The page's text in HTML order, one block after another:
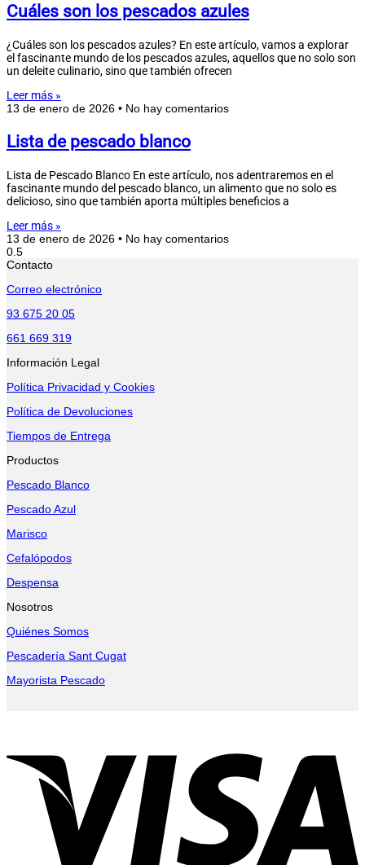
Cuáles son los pescados azules
¿Cuáles son los pescados azules? En este artículo, vamos a explorar
el fascinante mundo de los pescados azules, aquellos que no solo son
un deleite culinario, sino que también ofrecen
Leer más »
13 de enero de 2026
No hay comentarios
Lista de pescado blanco
Lista de Pescado Blanco En este artículo, nos adentraremos en el
fascinante mundo del pescado blanco, un alimento que no solo es
delicioso, sino que también aporta múltiples beneficios a
Leer más »
13 de enero de 2026
No hay comentarios
Contacto
Correo electrónico
93 675 20 05
661 669 319
Información Legal
Política Privacidad y Cookies
Política de Devoluciones
Tiempos de Entrega
Productos
Pescado Blanco
Pescado Azul
Marisco
Cefalópodos
Despensa
Nosotros
Quiénes Somos
Pescadería Sant Cugat
Mayorista Pescado